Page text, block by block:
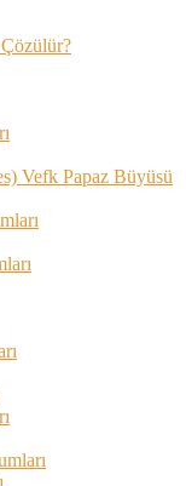
Vefk Papaz Büyüsü